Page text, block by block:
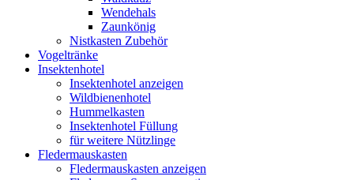
Wendehals
Zaunkönig
Nistkasten Zubehör
Vogeltränke
Insektenhotel
Insektenhotel anzeigen
Wildbienenhotel
Hummelkasten
Insektenhotel Füllung
für weitere Nützlinge
Fledermauskasten
Fledermauskasten anzeigen